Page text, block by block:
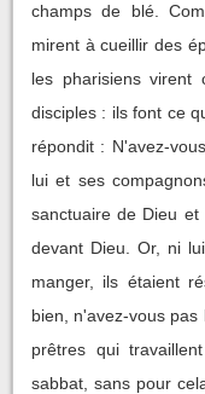
champs de blé.
mirent à cueillir des
les pharisiens
disciples : ils font ce
répondit : N'avez-
lui et ses
sanctuaire de Dieu
devant Dieu. Or, ni
manger, ils étaient
bien, n'avez-vous
prêtres qui
sabbat, sans pour